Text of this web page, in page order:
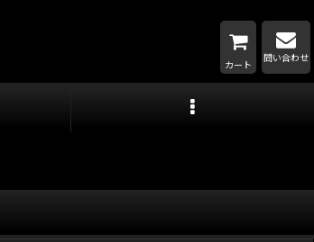
カート
問い合わせ